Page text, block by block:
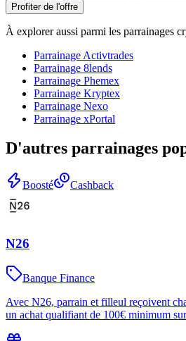
Profiter de l'offre
À explorer aussi parmi les parrainages
Parrainage Activtrades
Parrainage 8lends
Parrainage Phemex
Parrainage Kryptex
Parrainage Nexo
Parrainage xPortal
D'autres parrainages
Boosté Cashback
N26
Banque Finance
Avec N26, parrain et filleul reçoivent
un achat qualifiant de 100€ minimum